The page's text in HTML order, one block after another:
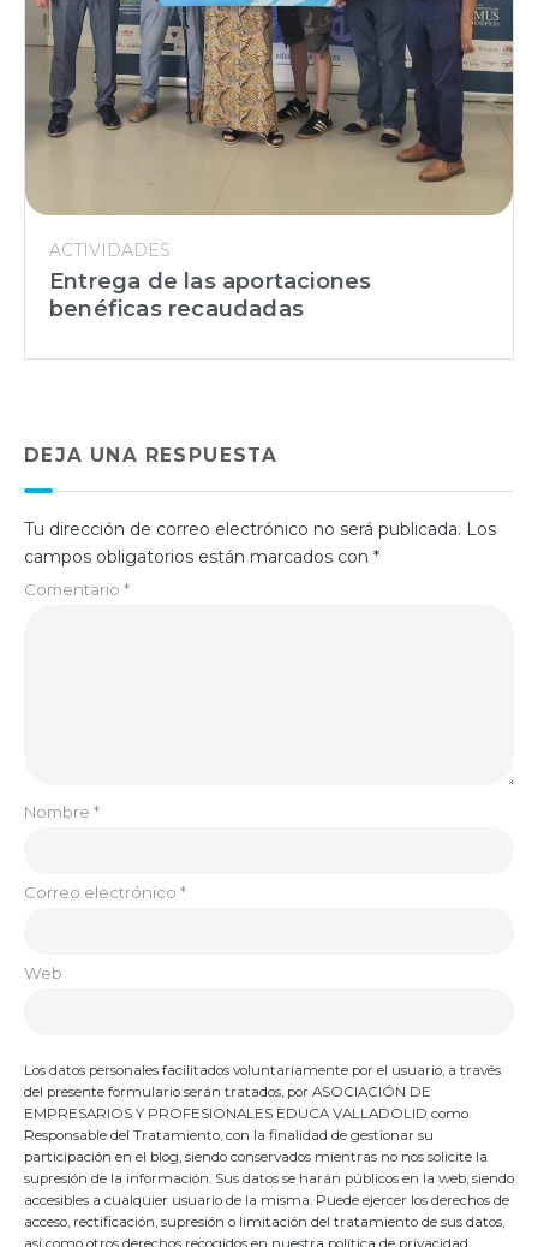
ACTIVIDADES
Entrega de las aportaciones
benéficas recaudadas
DEJA UNA RESPUESTA
Tu dirección de correo electrónico no será publicada. Los
campos obligatorios están marcados con *
Comentario *
Nombre *
Correo electrónico *
Web
Los datos personales facilitados voluntariamente por el usuario, a través
del presente formulario serán tratados, por ASOCIACIÓN DE
EMPRESARIOS Y PROFESIONALES EDUCA VALLADOLID como
Responsable del Tratamiento, con la finalidad de gestionar su
participación en el blog, siendo conservados mientras no nos solicite la
supresión de la información. Sus datos se harán públicos en la web, siendo
accesibles a cualquier usuario de la misma. Puede ejercer los derechos de
acceso, rectificación, supresión o limitación del tratamiento de sus datos,